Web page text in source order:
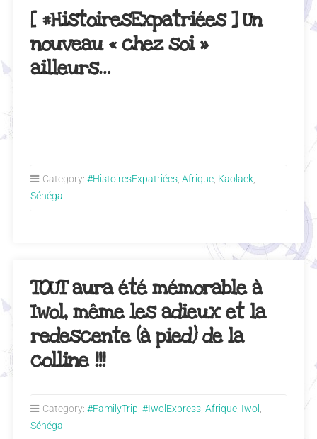
[ #HistoiresExpatriées ] Un
nouveau « chez soi »
ailleurs…
Category: #HistoiresExpatriées, Afrique, Kaolack,
Sénégal
TOUT aura été mémorable à
Iwol, même les adieux et la
redescente (à pied) de la
colline !!!
Category: #FamilyTrip, #IwolExpress, Afrique, Iwol ,
Sénégal